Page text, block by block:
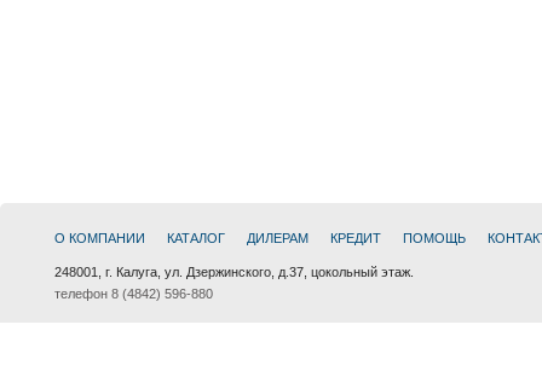
О КОМПАНИИ КАТАЛОГ ДИЛЕРАМ КРЕДИТ ПОМОЩЬ
248001, г. Калуга, ул. Дзержинского, д.37, цокольный этаж.
телефон 8 (4842) 596-880